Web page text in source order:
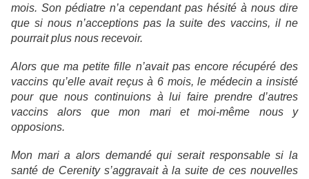
mois. Son pédiatre n’a cependant pas hésité à nous dire
que si nous n’acceptions pas la suite des vaccins, il ne
pourrait plus nous recevoir.
Alors que ma petite fille n’avait pas encore récupéré des
vaccins qu’elle avait reçus à 6 mois, le médecin a insisté
pour que nous continuions à lui faire prendre d’autres
vaccins alors que mon mari et moi-même nous y
opposions.
Mon mari a alors demandé qui serait responsable si la
santé de Cerenity s’aggravait à la suite de ces nouvelles